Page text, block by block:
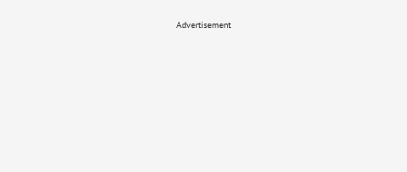
Advertisement